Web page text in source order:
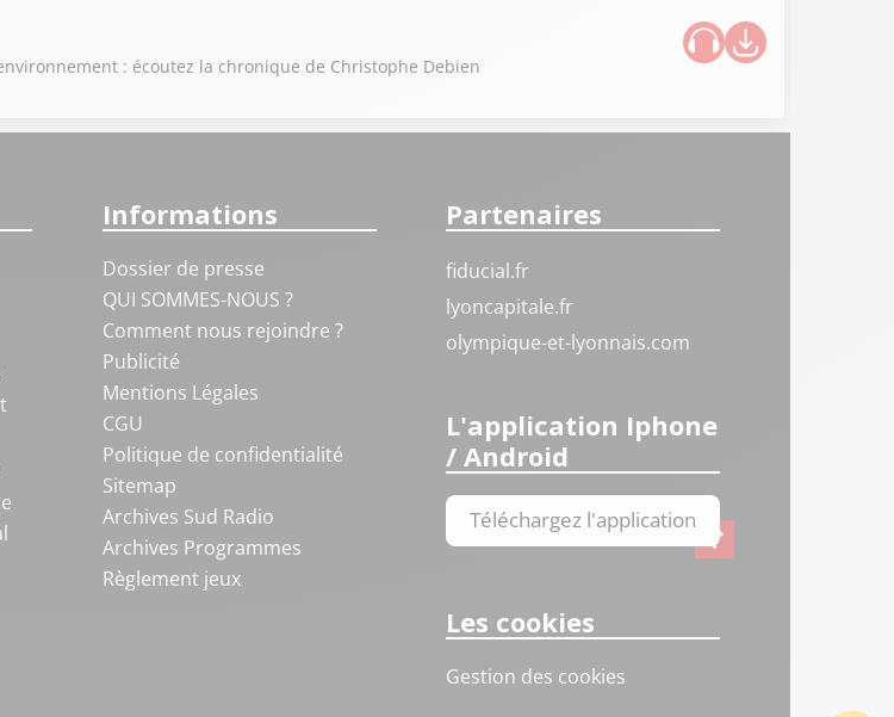
: écoutez la chronique de Christophe Debien
Informations
Dossier de presse
QUI SOMMES-NOUS ?
Comment nous rejoindre ?
Publicité
Mentions Légales
CGU
Politique de confidentialité
Sitemap
Archives Sud Radio
Archives Programmes
Règlement jeux
Partenaires
fiducial.fr
lyoncapitale.fr
olympique-et-lyonnais.com
L'application Iphone
/ Android
Téléchargez l'application
Les cookies
Gestion des cookies